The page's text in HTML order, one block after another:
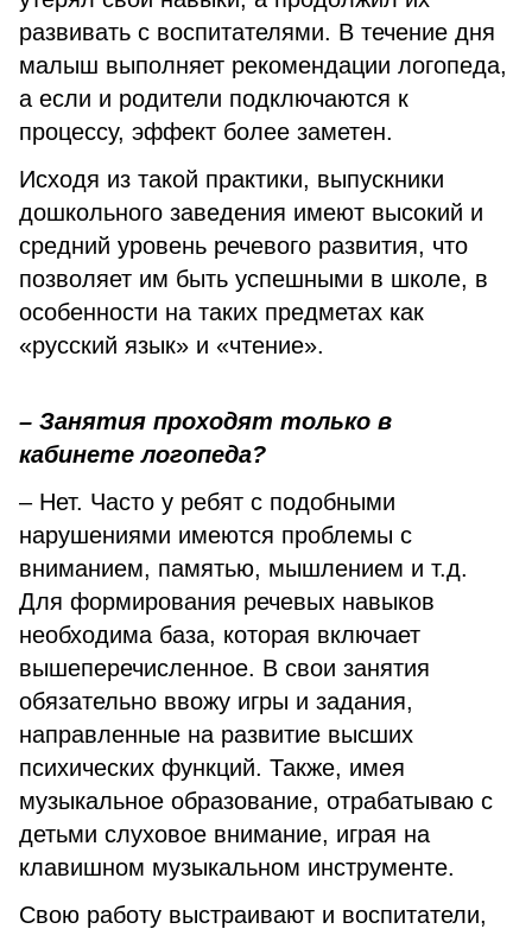
развивать с воспитателями. В течение дня
малыш выполняет рекомендации логопеда,
а если и родители подключаются к
процессу, эффект более заметен.
Исходя из такой практики, выпускники
дошкольного заведения имеют высокий и
средний уровень речевого развития, что
позволяет им быть успешными в школе, в
особенности на таких предметах как
«русский язык» и «чтение».
– Занятия проходят только в
кабинете логопеда?
– Нет. Часто у ребят с подобными
нарушениями имеются проблемы с
вниманием, памятью, мышлением и т.д.
Для формирования речевых навыков
необходима база, которая включает
вышеперечисленное. В свои занятия
обязательно ввожу игры и задания,
направленные на развитие высших
психических функций. Также, имея
музыкальное образование, отрабатываю с
детьми слуховое внимание, играя на
клавишном музыкальном инструменте.
Свою работу выстраивают и воспитатели,